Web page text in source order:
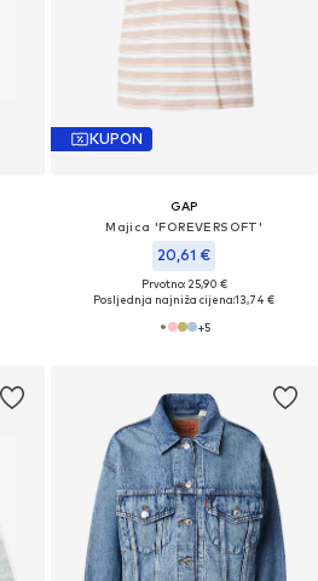
KUPON
GAP
Majica 'FOREVERSOFT'
20,61 €
Prvotno: 25,90 €
Posljednja najniža cijena:13,74 €
+5